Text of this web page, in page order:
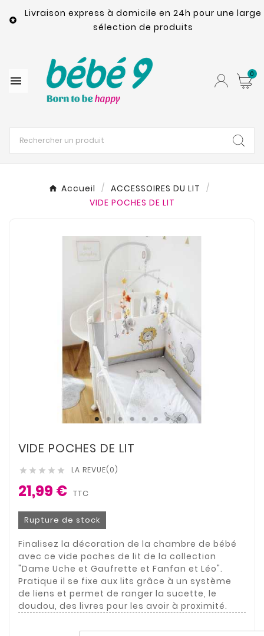

Livraison express à domicile en 24h pour une large
sélection de produits
 0
Accueil
ACCESSOIRES DU LIT
VIDE POCHES DE LIT
VIDE POCHES DE LIT
     LA REVUE(0)
21,99 € TTC
Rupture de stock
Finalisez la décoration de la chambre de bébé
avec ce vide poches de lit de la collection
"Dame Uche et Gaufrette et Fanfan et Léo".
Pratique il se fixe aux lits grâce à un système
de liens et permet de ranger la sucette, le
doudou, des livres pour les avoir à proximité.